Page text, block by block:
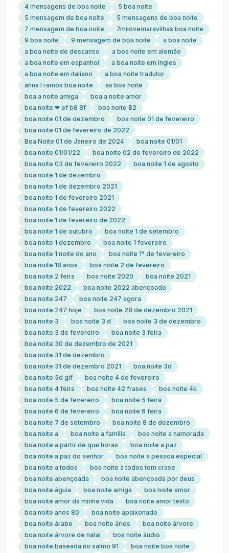
4 mensagens de boa noite
5 boa noite
5 mensagem de boa noite
5 mensagens de boa noite
7 mensagem de boa noite
7milovemaravilhas boa noite
9 boa noite
9 mensagem de boa noite
a boa noite
a boa noite de descanso
a boa noite em alemão
a boa noite em espanhol
a boa noite em ingles
a boa noite em italiano
a boa noite tradutor
anna l ramos boa noite
as boa noite
boa a noite amiga
boa a noite amor
boa noite ❤ ef b8 8f
boa noite $2
boa noite 01 de dezembro
boa noite 01 de fevereiro
boa noite 01 de fevereiro de 2022
Boa Noite 01 de Janeiro de 2024
boa noite 01/01
boa noite 01/01/22
boa noite 02 de fevereiro de 2022
boa noite 03 de fevereiro 2022
boa noite 1 de agosto
boa noite 1 de dezembro
boa noite 1 de dezembro 2021
boa noite 1 de fevereiro 2021
boa noite 1 de fevereiro 2022
boa noite 1 de fevereiro de 2022
boa noite 1 de outubro
boa noite 1 de setembro
boa noite 1 dezembro
boa noite 1 fevereiro
boa noite 1 noite do ano
boa noite 1° de fevereiro
boa noite 18 anos
boa noite 2 de fevereiro
boa noite 2 feira
boa noite 2020
boa noite 2021
boa noite 2022
boa noite 2022 abençoado
boa noite 247
boa noite 247 agora
boa noite 247 hoje
boa noite 28 de dezembro 2021
boa noite 3
boa noite 3 d
boa noite 3 de dezembro
boa noite 3 de fevereiro
boa noite 3 feira
boa noite 30 de dezembro de 2021
boa noite 31 de dezembro
boa noite 31 de dezembro 2021
boa noite 3d
boa noite 3d gif
boa noite 4 de fevereiro
boa noite 4 feira
boa noite 42 frases
boa noite 4k
boa noite 5 de fevereiro
boa noite 5 feira
boa noite 6 de fevereiro
boa noite 6 feira
boa noite 7 de setembro
boa noite 8 de dezembro
boa noite a
boa noite a família
boa noite a namorada
boa noite a partir de que horas
boa noite a paz
boa noite a paz do senhor
boa noite a pessoa especial
boa noite a todos
boa noite à todos tem crase
boa noite abençoada
boa noite abençoada por deus
boa noite águia
boa noite amiga
boa noite amor
boa noite amor da minha vida
boa noite amor texto
boa noite anos 80
boa noite apaixonado
boa noite árabe
boa noite áries
boa noite árvore
boa noite árvore de natal
boa noite áudio
boa noite baseada no salmo 91
boa noite boa noite